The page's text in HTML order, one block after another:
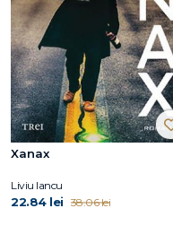
Xanax
Liviu Iancu
22.84 lei 38.06 lei